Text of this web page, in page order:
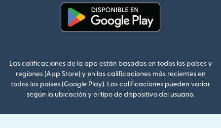
Las calificaciones de la app están basadas en todos los países y
regiones (App Store) y en las calificaciones más recientes en
todos los países (Google Play). Las calificaciones pueden variar
según la ubicación y el tipo de dispositivo del usuario.